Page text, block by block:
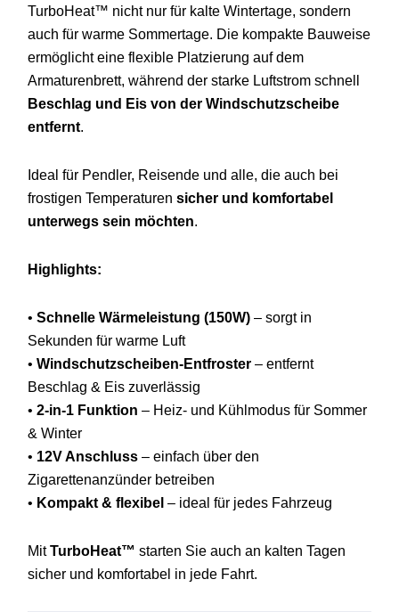
TurboHeat™ nicht nur für kalte Wintertage, sondern
auch für warme Sommertage. Die kompakte Bauweise
ermöglichteine flexible Platzierung aufdem
Armaturenbrett, während der starke Luftstrom schnell
Beschlag und Eis von der Windschutzscheibe
entfernt.
Ideal für Pendler, Reisende und alle, die auch bei
frostigen Temperaturen sicher und komfortabel
unterwegs sein möchten.
Highlights:
• Schnelle Wärmeleistung (150W) – sorgt in
Sekunden für warme Luft
• Windschutzscheiben-Entfroster – entfernt
Beschlag & Eis zuverlässig
• 2-in-1 Funktion – Heiz- und Kühlmodus für Sommer
& Winter
• 12VAnschluss – einfach über den
Zigarettenanzünder betreiben
• Kompakt & flexibel – ideal für jedes Fahrzeug
MitTurboHeat™ starten Sie auch an kalten Tagen
sicher und komfortabel in jede Fahrt.